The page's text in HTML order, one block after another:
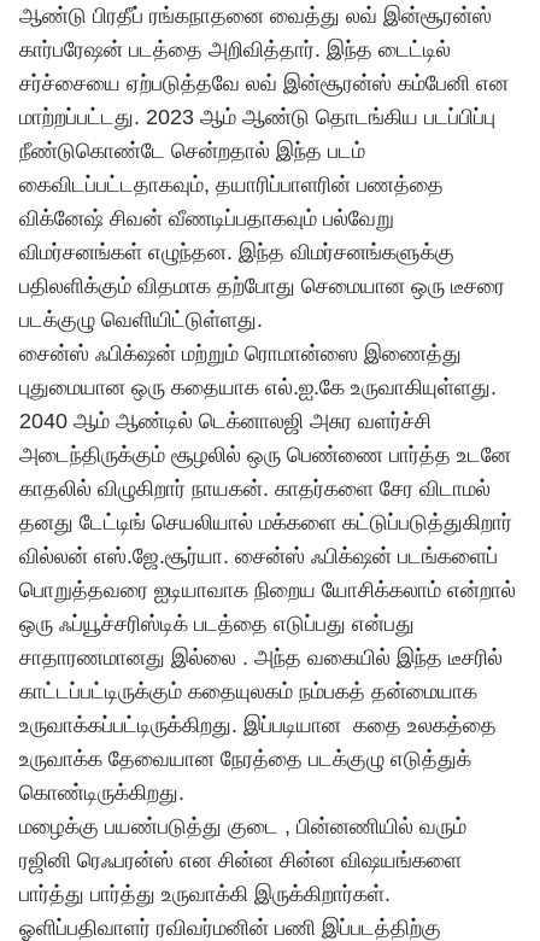
ஆண்டு பிரதீப் ரங்கநாதனை வைத்து லவ் இன்சூரன்ஸ்
கார்பரேஷன் படத்தை அறிவித்தார். இந்த டைட்டில்
சர்ச்சையை ஏற்படுத்தவே லவ் இன்சூரன்ஸ் கம்பேனி என
மாற்றப்பட்டது. 2023 ஆம் ஆண்டு தொடங்கிய படப்பிப்பு
நீண்டுகொண்டே சென்றதால் இந்த படம்
கைவிடப்பட்டதாகவும், தயாரிப்பாளரின் பணத்தை
விக்னேஷ் சிவன் வீணடிப்பதாகவும் பல்வேறு
விமர்சனங்கள் எழுந்தன. இந்த விமர்சனங்களுக்கு
பதிலளிக்கும் விதமாக தற்போது செமையான ஒரு டீசரை
படக்குழு வெளியிட்டுள்ளது.
சைன்ஸ் ஃபிக்‌ஷன் மற்றும் ரொமான்ஸை இணைத்து
புதுமையான ஒரு கதையாக எல்.ஐ.கே உருவாகியுள்ளது.
2040 ஆம் ஆண்டில் டெக்னாலஜி அசுர வளர்ச்சி
அடைந்திருக்கும் சூழலில் ஒரு பெண்ணை பார்த்த உடனே
காதலில் விழுகிறார் நாயகன். காதர்களை சேர விடாமல்
தனது டேட்டிங் செயலியால் மக்களை கட்டுப்படுத்துகிறார்
வில்லன் எஸ்.ஜே.சூர்யா. சைன்ஸ் ஃபிக்‌ஷன் படங்களைப்
பொறுத்தவரை ஐடியாவாக நிறைய யோசிக்கலாம் என்றால்
ஒரு ஃப்யூச்சரிஸ்டிக் படத்தை எடுப்பது என்பது
சாதாரணமானது இல்லை . அந்த வகையில் இந்த டீசரில்
காட்டப்பட்டிருக்கும் கதையுலகம் நம்பகத் தன்மையாக
உருவாக்கப்பட்டிருக்கிறது. இப்படியான கதை உலகத்தை
உருவாக்க தேவையான நேரத்தை படக்குழு எடுத்துக்
கொண்டிருக்கிறது.
மழைக்கு பயண்படுத்து குடை , பின்னணியில் வரும்
ரஜினி ரெஃபரன்ஸ் என சின்ன சின்ன விஷயங்களை
பார்த்து பார்த்து உருவாக்கி இருக்கிறார்கள்.
ஓளிப்பதிவாளர் ரவிவர்மனின் பணி இப்படத்திற்கு